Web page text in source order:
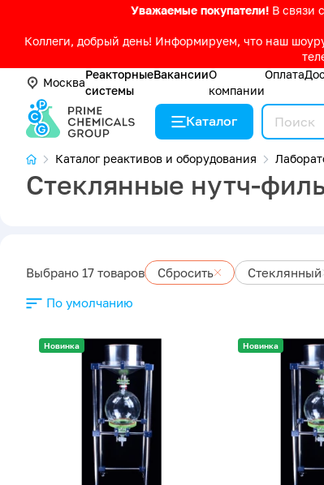
Уважаемые покупатели! В связи
Коллеги, добрый день! Информируем, что наш
Москва
Реакторные
системы
ВакансииО
компании
Оплата
Каталог
Каталог реактивов и оборудования
Стеклянные нутч-
Выбрано 17 товаров Сбросить Стеклянный
По умолчанию
Новинка Новинка